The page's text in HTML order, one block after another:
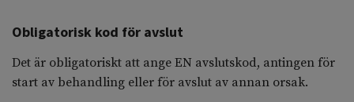
Obligatorisk kod för avslut
Det är obligatoriskt att ange EN avslutskod, antingen för
start av behandling eller för avslut av annan orsak.